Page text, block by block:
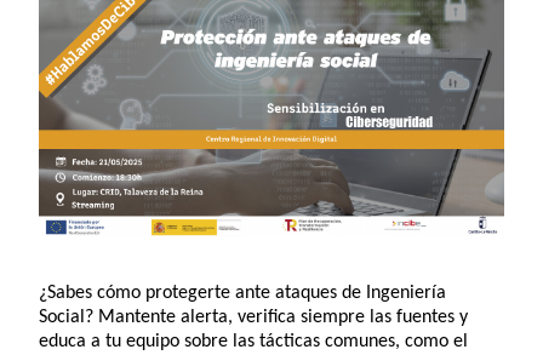
¿Sabes cómo protegerte ante ataques de Ingeniería
Social? Mantente alerta, verifica siempre las fuentes y
educa a tu equipo sobre las tácticas comunes, como el